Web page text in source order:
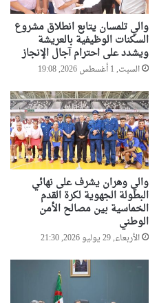
ا
ل
ي
و
م
ل
ع
ا
ل
م
ي
ل
ل
ت
غ
ذ
ي
ع
ا
ل
ح
ف
ل
ا
ت
ع
ل
ى
م
س
ت
و
والي تلمسان يتابع انطلاق مشروع
السكنات الوظيفية بالعريشة
ويشدد على احترام آجال الإنجاز
السبت, 1 أغسطس 2026, 19:08
والي وهران يشرف على نهائي
البطولة الجهوية لكرة القدم
الخماسية بين مصالح الأمن
الوطني
الأربعاء, 29 يوليو 2026, 21:30